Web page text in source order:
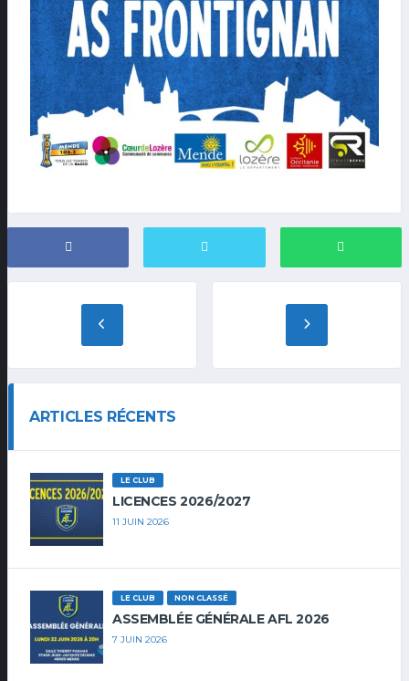
ARTICLES RÉCENTS
LE CLUB
LICENCES 2026/2027
11 JUIN 2026
LE CLUB NON CLASSÉ
ASSEMBLÉE GÉNÉRALE AFL 2026
7 JUIN 2026